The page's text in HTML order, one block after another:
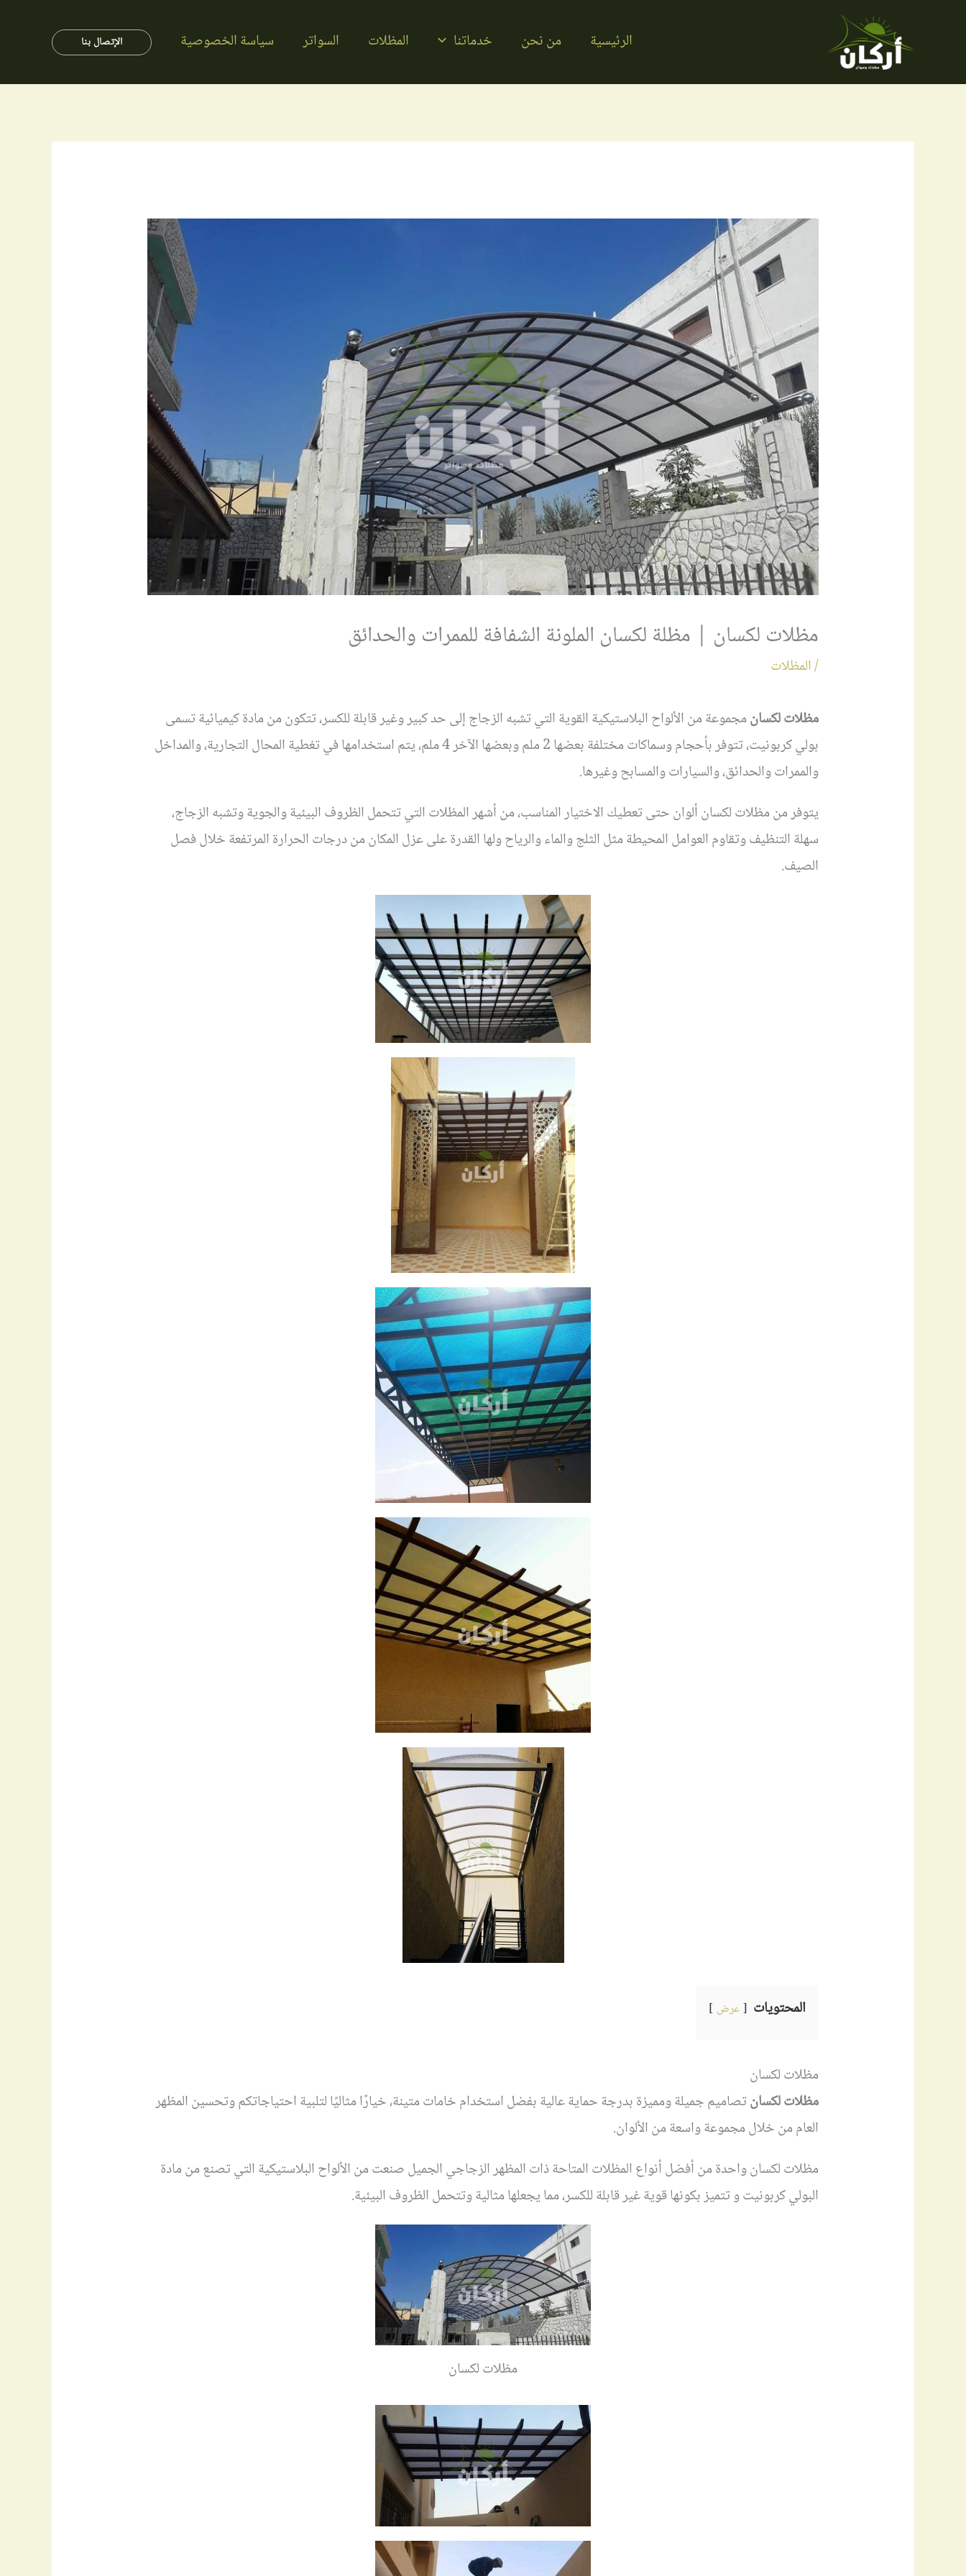
الرئيسية من نحن خدماتنا المظلات السواتر سياسة الخصوصية الإتصال بنا
مظلات لكسان | مظلة لكسان الملونة الشفافة للممرات والحدائق
/المظلات
مظلات لكسانمجموعة من الألواح البلاستيكية القوية التي تشبه الزجاج إلى حد كبير وغير قابلة للكسر، تتكون من مادة كيميائية تسمى
بولي كربونيت، تتوفر بأحجام وسماكات مختلفة بعضها 2 ملم وبعضها الآخر 4 ملم، يتم استخدامها في تغطية المحال التجارية، والمداخل
والممرات والحدائق، والسيارات والمسابح وغيرها.
يتوفر من مظلات لكسان ألوان حتى تعطيك الاختيار المناسب، من أشهر المظلات التي تتحمل الظروف البيئية والجوية وتشبه الزجاج،
سهلة التنظيف وتقاوم العوامل المحيطة مثل الثلج والماء والرياح ولها القدرة على عزل المكان من درجات الحرارة المرتفعة خلال فصل
الصيف.
المحتويات عرض
مظلات لكسان
مظلات لكسانتصاميم جميلة ومميزة بدرجة حماية عالية بفضل استخدام خامات متينة، خيارًا مثاليًا لتلبية احتياجاتكم وتحسين المظهر
العام من خلال مجموعة واسعة من الألوان.
مظلات لكسان واحدة من أفضل أنواع المظلات المتاحة ذات المظهر الزجاجي الجميل صنعت من الألواح البلاستيكية التي تصنع من مادة
البولي كربونيت و تتميز بكونها قوية غير قابلة للكسر، مما يجعلها مثالية وتتحمل الظروف البيئية.
مظلات لكسان